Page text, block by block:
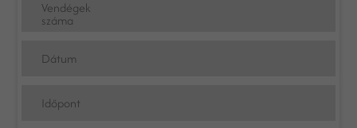
Vendégek
száma
Dátum
Időpont